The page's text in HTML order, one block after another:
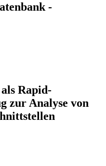
-
Rapid-
zur Analyse von